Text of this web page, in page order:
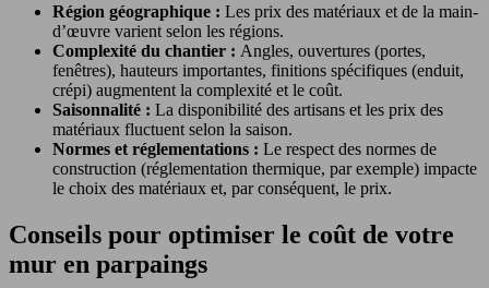
Région géographique : Les prix des matériaux et de la main-
d’œuvre varient selon les régions.
Complexité du chantier : Angles, ouvertures (portes,
fenêtres), hauteurs importantes, finitions spécifiques (enduit,
crépi) augmentent la complexité et le coût.
Saisonnalité : La disponibilité des artisans et les prix des
matériaux fluctuent selon la saison.
Normes et réglementations : Le respect des normes de
construction (réglementation thermique, par exemple) impacte
le choix des matériaux et, par conséquent, le prix.
Conseils pour optimiser le coût de votre
mur en parpaings